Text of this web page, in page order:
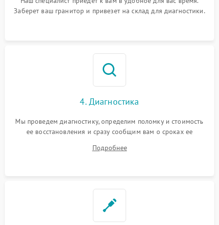
Заберет ваш гранитор и привезет на склад для диагностики.
4. Диагностика
Мы проведем диагностику, определим поломку и стоимость
ее восстановления и сразу сообщим вам о сроках ее
Подробнее